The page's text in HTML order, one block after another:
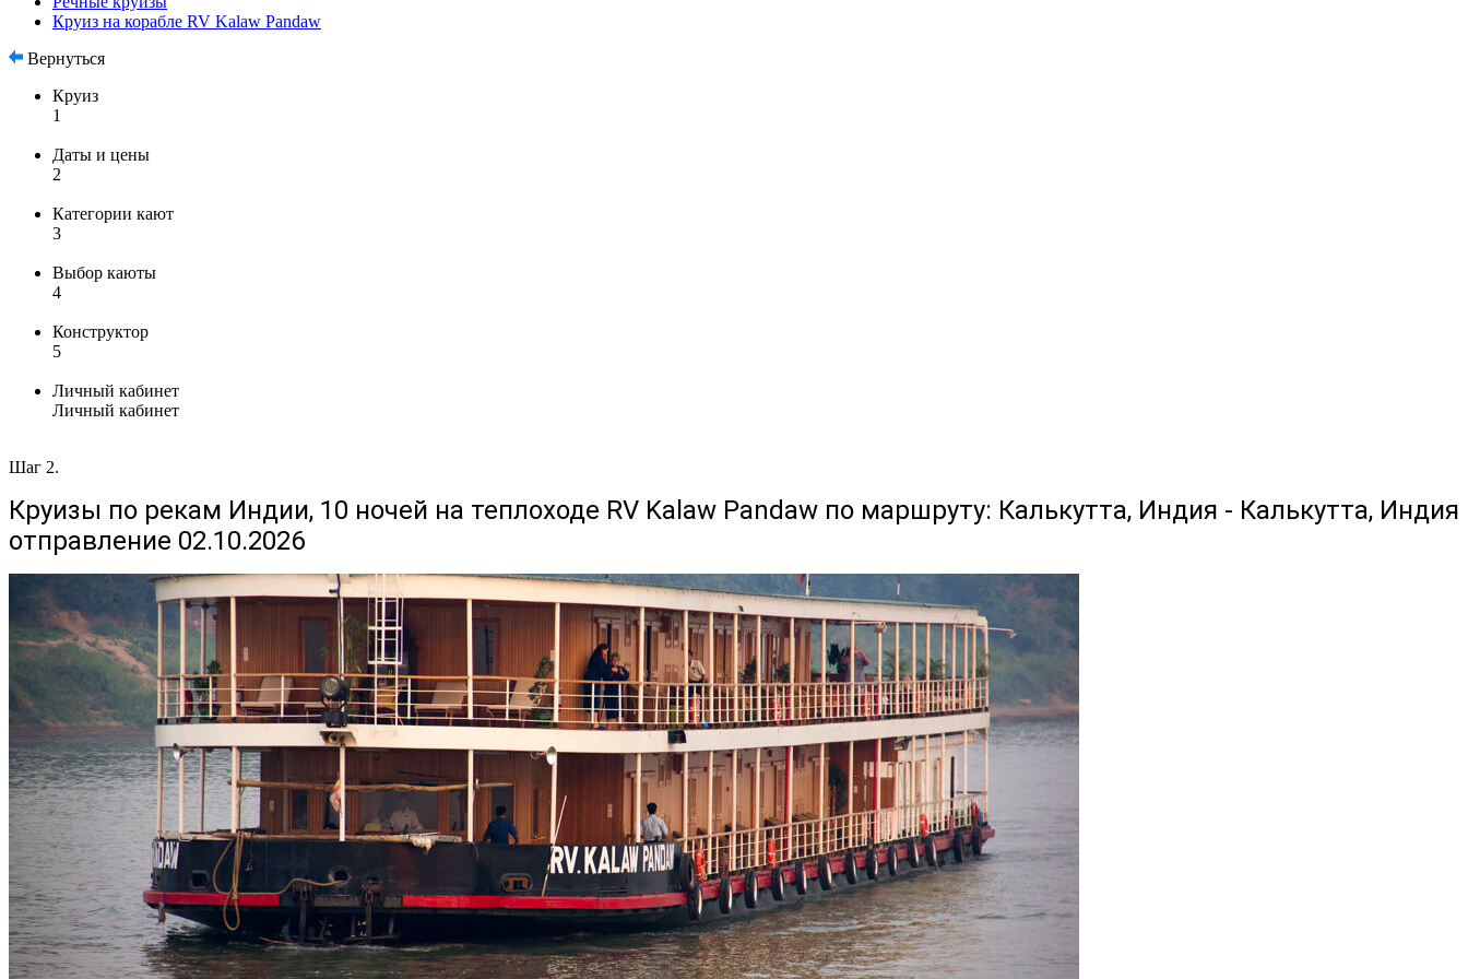
Круиз на корабле RV Kalaw Pandaw
Вернуться
Круиз
1
Даты и цены
2
Категории кают
3
Выбор каюты
4
Конструктор
5
Личный кабинет
Личный кабинет
Шаг 2.
Круизы по рекам Индии, 10 ночей на теплоходе RV Kalaw Pandaw по маршруту: Калькутта, Индия - Калькутта, Индия
отправление 02.10.2026